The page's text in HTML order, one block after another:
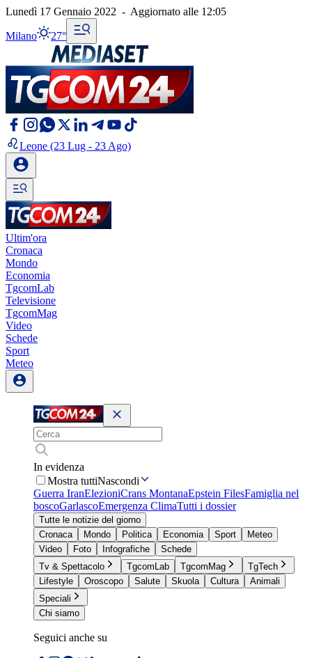
Lunedì 17 Gennaio 2022 - Aggiornato alle 12:05
Milano 27°
Leone (23 Lug - 23 Ago)
Ultim'ora
Cronaca
Mondo
Economia
TgcomLab
Televisione
TgcomMag
Video
Schede
Sport
Meteo
In evidenza
Mostra tuttiNascondi
Guerra IranElezioniCrans MontanaEpstein FilesFamiglia nel
boscoGarlascoEmergenza ClimaTutti i dossier
Tutte le notizie del giorno
Cronaca
Mondo Politica Economia Sport
Meteo
Video
Foto Infografiche
Schede
Tv & Spettacolo
TgcomLab TgcomMag
TgTech
Lifestyle
Oroscopo Salute Skuola Cultura
Animali
Speciali
Chi siamo
Seguici anche su